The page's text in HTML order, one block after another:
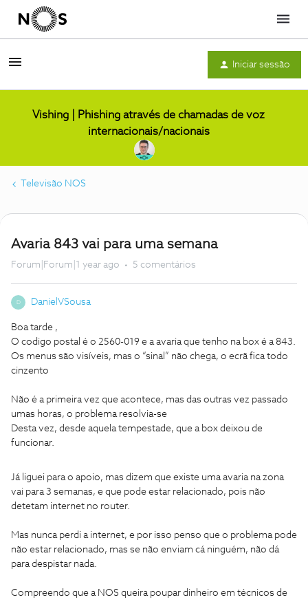
Menu
Iniciar sessão
Vishing | Phishing através de chamadas de voz
internacionais/nacionais
Televisão NOS
Avaria 843 vai para uma semana
Forum|Forum|1 year ago 5 comentários
D DanielVSousa
Boa tarde ,
O codigo postal é o 2560-019 e a avaria que tenho na box é a 843.
Os menus são visíveis, mas o “sinal” não chega, o ecrã fica todo
cinzento
Não é a primeira vez que acontece, mas das outras vez passado
umas horas, o problema resolvia-se
Desta vez, desde aquela tempestade, que a box deixou de
funcionar.
Já liguei para o apoio, mas dizem que existe uma avaria na zona
vai para 3 semanas, e que pode estar relacionado, pois não
detetam internet no router.
Mas nunca perdi a internet, e por isso penso que o problema pode
não estar relacionado, mas se não enviam cá ninguém, não dá
para despistar nada.
Compreendo que a NOS queira poupar dinheiro em técnicos de